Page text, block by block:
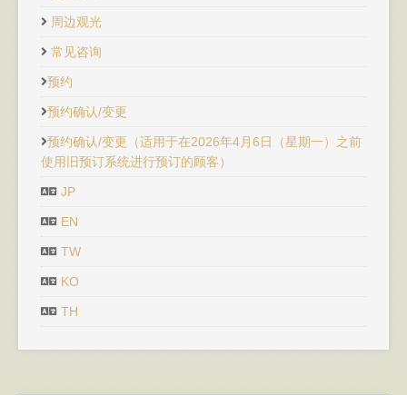
周边观光
常见咨询
预约
预约确认/变更
预约确认/变更（适用于在2026年4月6日（星期一）之前
使用旧预订系统进行预订的顾客）
JP
EN
TW
KO
TH